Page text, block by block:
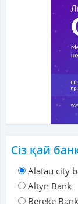
Сіз қай
Alatau city
Altyn Bank
Bereke Bank